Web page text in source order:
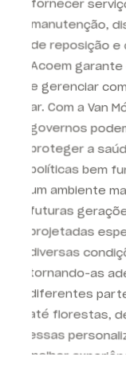
e gerenciar
ar. Com a Van
governos
proteger a
políticas bem
um ambiente
futuras
projetadas
diversas
tornando-as
diferentes
até florestas,
essas
melhor
e versatilidade
o
qualidade do ar.